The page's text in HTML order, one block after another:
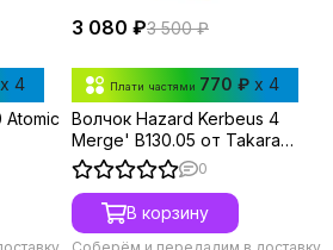
x 4
Atomic
3 080 ₽3 500 ₽
Плати частями 770 ₽ x 4
Волчок Hazard Kerbeus 4
Merge' B130.05 от Takara
Tomy
0
В корзину